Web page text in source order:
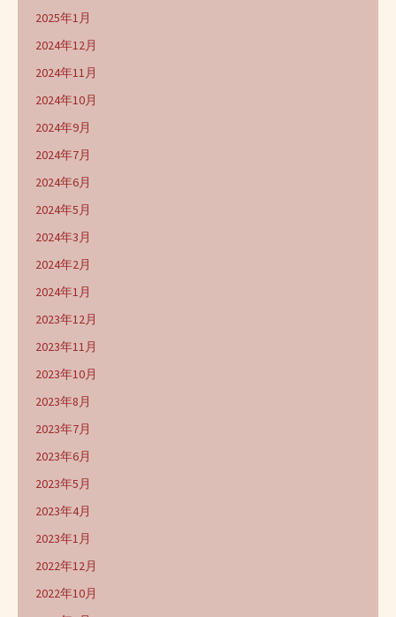
2025年1月
2024年12月
2024年11月
2024年10月
2024年9月
2024年7月
2024年6月
2024年5月
2024年3月
2024年2月
2024年1月
2023年12月
2023年11月
2023年10月
2023年8月
2023年7月
2023年6月
2023年5月
2023年4月
2023年1月
2022年12月
2022年10月